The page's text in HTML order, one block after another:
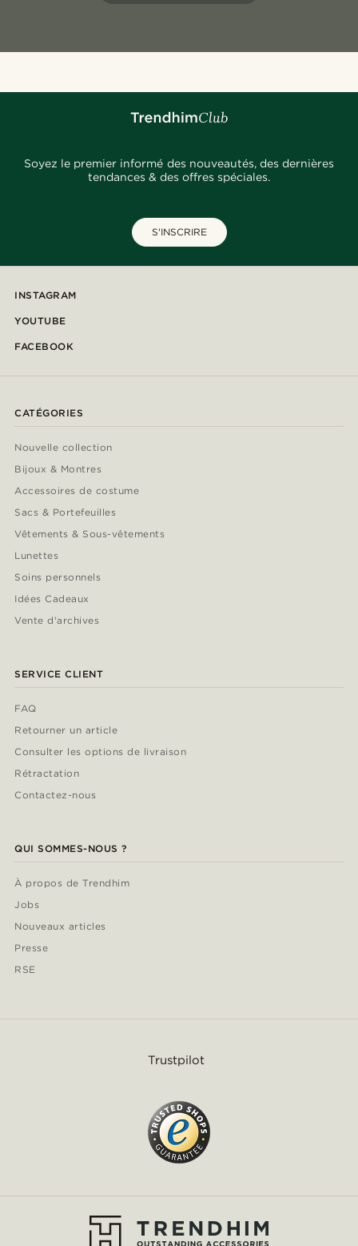
Soyez le premier informé des nouveautés, des dernières
tendances & des offres spéciales.
S'INSCRIRE
INSTAGRAM
YOUTUBE
FACEBOOK
CATÉGORIES
Nouvelle collection
Bijoux & Montres
Accessoires de costume
Sacs & Portefeuilles
Vêtements & Sous-vêtements
Lunettes
Soins personnels
Idées Cadeaux
Vente d'archives
SERVICE CLIENT
FAQ
Retourner un article
Consulter les options de livraison
Rétractation
Contactez-nous
QUI SOMMES-NOUS ?
À propos de Trendhim
Jobs
Nouveaux articles
Presse
RSE
Trustpilot